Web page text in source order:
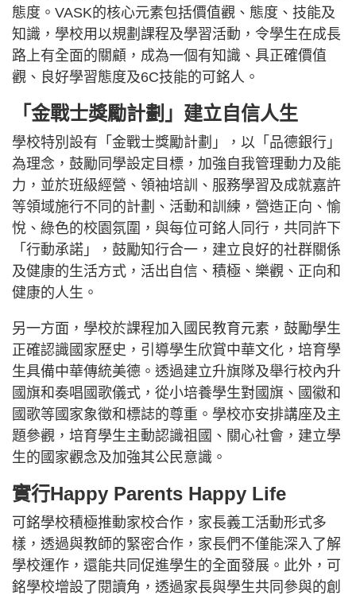
態度。VASK的核心元素包括價值觀、態度、技能及
知識，學校用以規劃課程及學習活動，令學生在成長
路上有全面的關顧，成為一個有知識、具正確價值
觀、良好學習態度及6C技能的可銘人。
「金戰士獎勵計劃」建立自信人生
學校特別設有「金戰士獎勵計劃」，以「品德銀行」
為理念，鼓勵同學設定目標，加強自我管理動力及能
力，並於班級經營、領袖培訓、服務學習及成就嘉許
等領域施行不同的計劃、活動和訓練，營造正向、愉
悅、綠色的校園氛圍，與每位可銘人同行，共同許下
「行動承諾」，鼓勵知行合一，建立良好的社群關係
及健康的生活方式，活出自信、積極、樂觀、正向和
健康的人生。
另一方面，學校於課程加入國民教育元素，鼓勵學生
正確認識國家歷史，引導學生欣賞中華文化，培育學
生具備中華傳統美德。透過建立升旗隊及舉行校內升
國旗和奏唱國歌儀式，從小培養學生對國旗、國徽和
國歌等國家象徵和標誌的尊重。學校亦安排講座及主
題參觀，培育學生主動認識祖國、關心社會，建立學
生的國家觀念及加強其公民意識。
實行Happy Parents Happy Life
可銘學校積極推動家校合作，家長義工活動形式多
樣，透過與教師的緊密合作，家長們不僅能深入了解
學校運作，還能共同促進學生的全面發展。此外，可
銘學校增設了閱讀角，透過家長與學生共同參與的創